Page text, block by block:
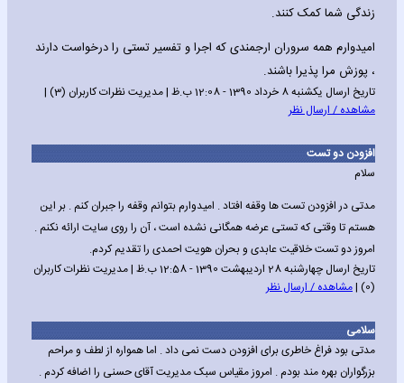
زندگی شما کمک کنند.
امیدوارم همه سروران ارجمندی که اجرا و تفسیر تستی را درخواست دارند
، پوزش مرا پذیرا باشند.
تاریخ ارسال یکشنبه 8 خرداد 1390 - 12:08 ب.ظ | مدیریت نظرات کاربران (3) |
مشاهده / ارسال نظر
افزودن دو تست
سلام
مدتی در افزودن تست ها وقفه افتاد . امیدوارم بتوانم وقفه را جبران کنم . بر این
هستم تا وقتی که تستی عرضه همگانی نشده است ، آن را روی سایت ارائه نکنم .
امروز دو تست خلاقیت عابدی و بحران هویت احمدی را تقدیم کردم.
تاریخ ارسال چهارشنبه 28 اردیبهشت 1390 - 12:58 ب.ظ | مدیریت نظرات کاربران
(0) |
مشاهده / ارسال نظر
سلامی
مدتی بود فراغ خاطری برای افزودن دست نمی داد . اما همواره از لطف و مراحم
بزرگواران بهره مند بودم . امروز مقیاس سبک مدیریت آقای حسنی را اضافه کردم .